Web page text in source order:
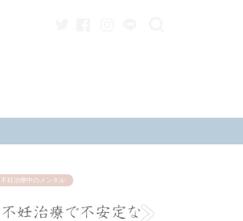
不妊治療中のメンタル